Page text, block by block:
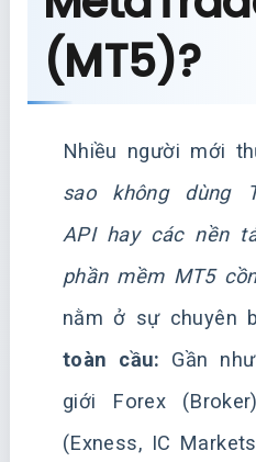
(MT5)?
Nhiều người mới
sao không dùng
API hay các nền
phần mềm MT5
nằm ở sự chuyên
toàn cầu: Gần
giới Forex
(Exness, IC